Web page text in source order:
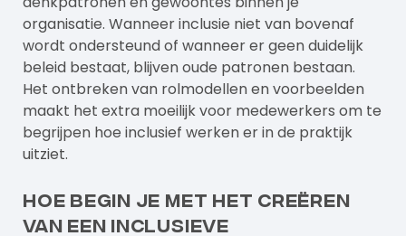
organisatie. Wanneer inclusie niet van bovenaf
wordt ondersteund of wanneer er geen duidelijk
beleid bestaat, blijven oude patronen bestaan.
Het ontbreken van rolmodellen en voorbeelden
maakt het extra moeilijk voor medewerkers om te
begrijpen hoe inclusief werken er in de praktijk
uitziet.
Hoe begin je met het creëren
van een inclusieve